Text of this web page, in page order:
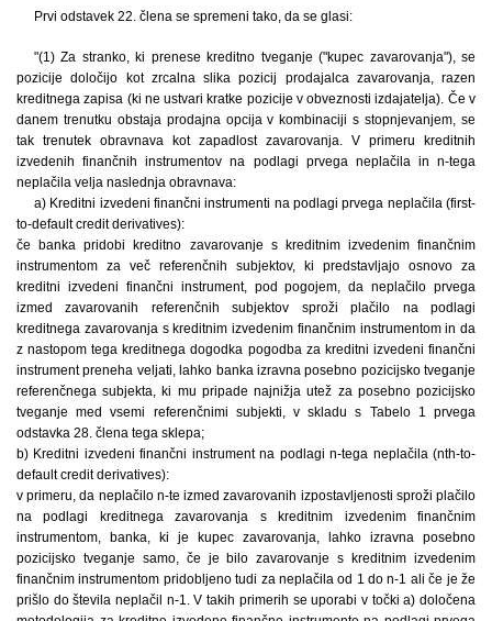
Prvi odstavek 22. člena se spremeni tako, da se glasi:
"(1) Za stranko, ki prenese kreditno tveganje ("kupec zavarovanja"), se
pozicije določijo kot zrcalna slika pozicij prodajalca zavarovanja, razen
kreditnega zapisa (ki ne ustvari kratke pozicije v obveznosti izdajatelja). Če v
danem trenutku obstaja prodajna opcija v kombinaciji s stopnjevanjem, se
tak trenutek obravnava kot zapadlost zavarovanja. V primeru kreditnih
izvedenih finančnih instrumentov na podlagi prvega neplačila in n-tega
neplačila velja naslednja obravnava:
a) Kreditni izvedeni finančni instrumenti na podlagi prvega neplačila (first-
to-default credit derivatives):
če banka pridobi kreditno zavarovanje s kreditnim izvedenim finančnim
instrumentom za več referenčnih subjektov, ki predstavljajo osnovo za
kreditni izvedeni finančni instrument, pod pogojem, da neplačilo prvega
izmed zavarovanih referenčnih subjektov sproži plačilo na podlagi
kreditnega zavarovanja s kreditnim izvedenim finančnim instrumentom in da
z nastopom tega kreditnega dogodka pogodba za kreditni izvedeni finančni
instrument preneha veljati, lahko banka izravna posebno pozicijsko tveganje
referenčnega subjekta, ki mu pripade najnižja utež za posebno pozicijsko
tveganje med vsemi referenčnimi subjekti, v skladu s Tabelo 1 prvega
odstavka 28. člena tega sklepa;
b) Kreditni izvedeni finančni instrument na podlagi n-tega neplačila (nth-to-
default credit derivatives):
v primeru, da neplačilo n-te izmed zavarovanih izpostavljenosti sproži plačilo
na podlagi kreditnega zavarovanja s kreditnim izvedenim finančnim
instrumentom, banka, ki je kupec zavarovanja, lahko izravna posebno
pozicijsko tveganje samo, če je bilo zavarovanje s kreditnim izvedenim
finančnim instrumentom pridobljeno tudi za neplačila od 1 do n-1 ali če je že
prišlo do števila neplačil n-1. V takih primerih se uporabi v točki a) določena